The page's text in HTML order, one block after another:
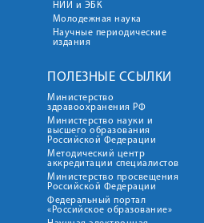
НИИ и ЭБК
Молодежная наука
Научные периодические
издания
ПОЛЕЗНЫЕ ССЫЛКИ
Министерство
здравоохранения РФ
Министерство науки и
высшего образования
Российской Федерации
Методический центр
аккредитации специалистов
Министерство просвещения
Российской Федерации
Федеральный портал
«Российское образование»